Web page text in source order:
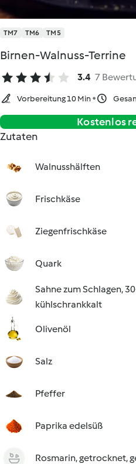
TM7 TM6 TM5
Birnen-Walnuss-Terrine
3.4 7
Vorbereitung 10 Min
Kostenlos
Zutaten
Walnusshälften
Frischkäse
Ziegenfrischkäse
Quark
Sahne zum Schlagen,
kühlschrankkalt
Olivenöl
Salz
Pfeffer
Paprika edelsüß
Rosmarin, getrocknet,